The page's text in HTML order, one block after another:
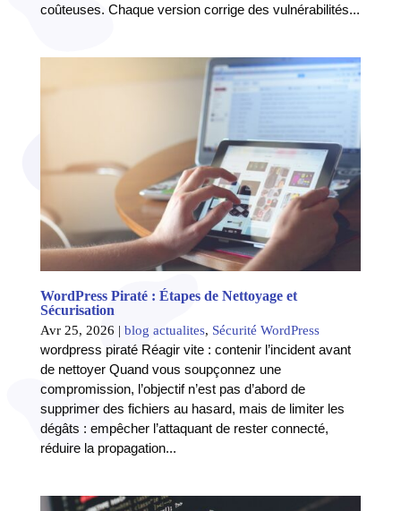
coûteuses. Chaque version corrige des vulnérabilités...
WordPress Piraté : Étapes de Nettoyage et
Sécurisation
Avr 25, 2026 | blog actualites, Sécurité WordPress
wordpress piraté Réagir vite : contenir l’incident avant
de nettoyer Quand vous soupçonnez une
compromission, l’objectif n’est pas d’abord de
supprimer des fichiers au hasard, mais de limiter les
dégâts : empêcher l’attaquant de rester connecté,
réduire la propagation...